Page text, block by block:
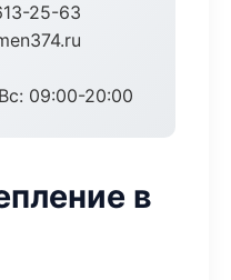
25-63
09:00-20:00
в